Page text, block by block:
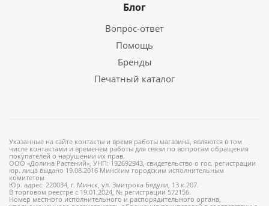
Блог
Вопрос-ответ
Помощь
Бренды
Печатный каталог
Указанные на сайте контакты и время работы магазина, являются в том
числе контактами и временем работы для связи по вопросам обращения
покупателей о нарушении их прав.
ООО «Долина Растений», УНП: 192692943, свидетельство о гос. регистрации
юр. лица выдано 19.08.2016 Минским городским исполнительным
комитетом
Юр. адрес: 220034, г. Минск, ул. Змитрока Бядули, 13 к.207.
В торговом реестре с 19.01.2024, № регистрации 572156.
Номер местного исполнительного и распорядительного органа,